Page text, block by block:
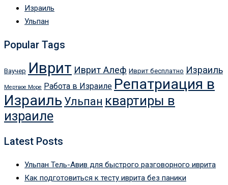
Израиль
Ульпан
Popular Tags
Ваучер Иврит Иврит Алеф Иврит бесплатно Израиль
Мертвое Море Работа в Израиле Репатриация в
Израиль Ульпан квартиры в
израиле
Latest Posts
Ульпан Тель-Авив для быстрого разговорного иврита
Как подготовиться к тесту иврита без паники